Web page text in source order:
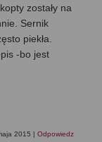
zostały na
Sernik
piekła.
-bo jest
2015 | Odpowiedz